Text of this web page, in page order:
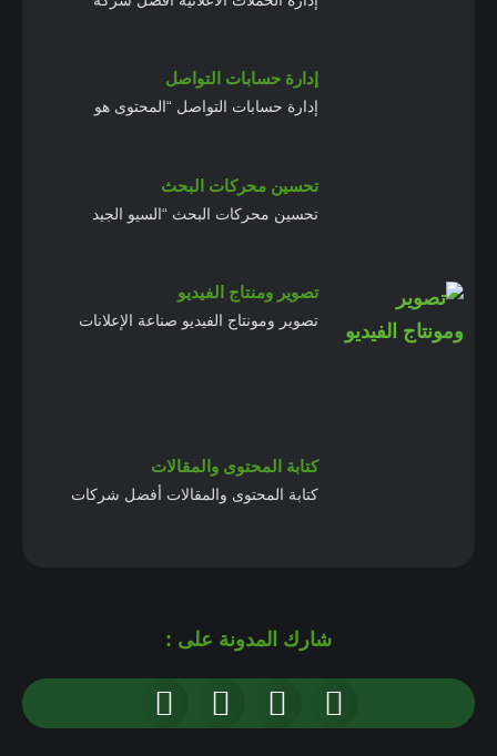
إدارة حسابات التواصل
إدارة حسابات التواصل “المحتوى هو
تحسين محركات البحث
تحسين محركات البحث “السيو الجيد
تصوير ومنتاج الفيديو
تصوير ومونتاج الفيديو صناعة الإعلانات
كتابة المحتوى والمقالات
كتابة المحتوى والمقالات أفضل شركات
شارك المدونة على :